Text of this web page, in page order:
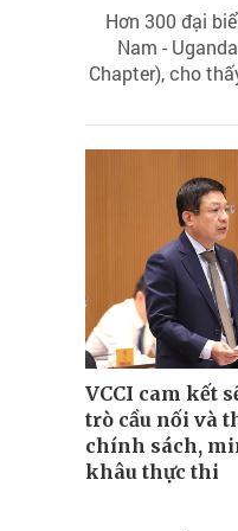
Hơn 300 đại
Nam -
Chapter), cho
VCCI cam kết
trò cầu nối và
chính sách,
khâu thực thi